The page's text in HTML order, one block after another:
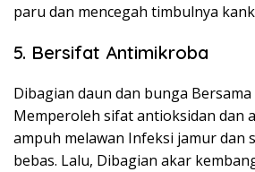
paru dan mencegah timbulnya
5. Bersifat Antimikroba
Dibagian daun dan bunga
Memperoleh sifat antioksidan dan
ampuh melawan Infeksi jamur dan
bebas. Lalu, Dibagian akar